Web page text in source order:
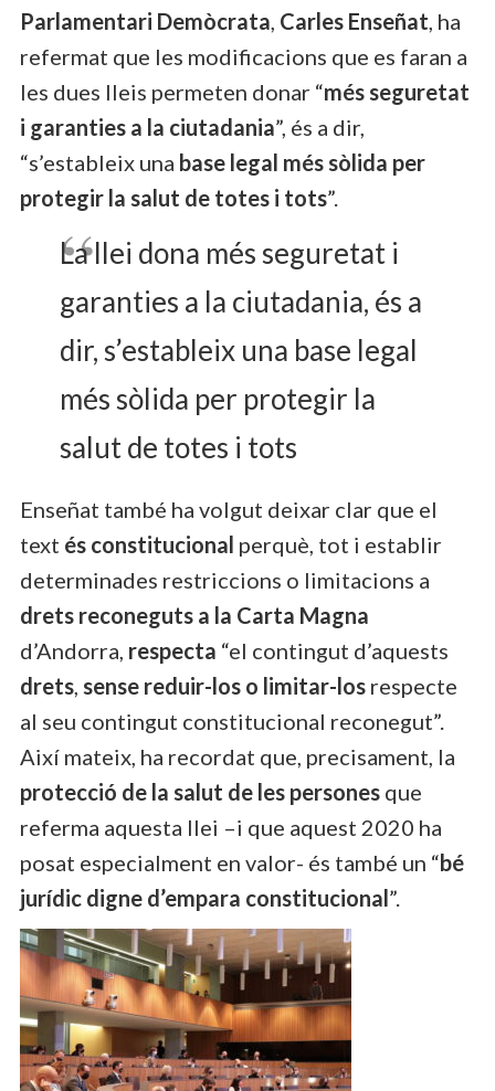
Parlamentari Demòcrata, Carles Enseñat, ha
refermat que les modificacions que es faran a
les dues lleis permeten donar “més seguretat
i garanties a la ciutadania”, és a dir,
“s’estableix una base legal més sòlida per
protegir la salut de totes i tots”.
La llei dona més seguretat i
garanties a la ciutadania, és a
dir, s’estableix una base legal
més sòlida per protegir la
salut de totes i tots
Enseñat també ha volgut deixar clar que el
text és constitucional perquè, tot i establir
determinades restriccions o limitacions a
drets reconeguts a la Carta Magna
d’Andorra, respecta “el contingut d’aquests
drets, sense reduir-los o limitar-los respecte
al seu contingut constitucional reconegut”.
Així mateix, ha recordat que, precisament, la
protecció de la salut de les persones que
referma aquesta llei –i que aquest 2020 ha
posat especialment en valor- és també un “bé
jurídic digne d’empara constitucional”.